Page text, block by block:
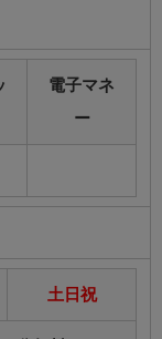
電子マネ
ー
土日祝